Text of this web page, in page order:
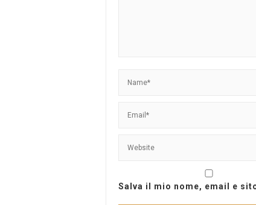
Salva il mio nome, email e